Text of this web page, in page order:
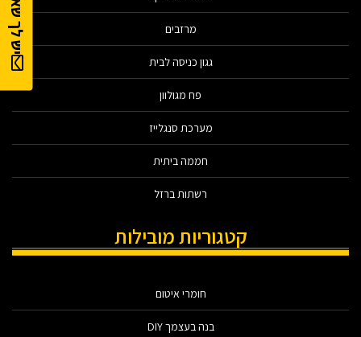
מרזבים
גגון כניסה לבית
פח מגולוון
מערכת סנגלייז
חממה ביתית
רשתות ברזל
קטגוריות מובילות
חומרי איטום
בנה בעצמך DIY